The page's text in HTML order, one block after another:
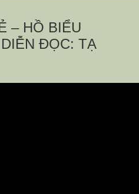
– HỒ BIỂU
ĐỌC: TẠ